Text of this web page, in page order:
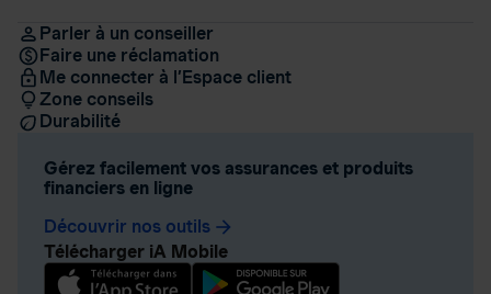
Parler à un conseiller
Faire une réclamation
Me connecter à l’Espace client
Zone conseils
Durabilité
Gérez facilement vos assurances et produits
financiers en ligne
Découvrir nos outils arrow_forward
Télécharger iA Mobile